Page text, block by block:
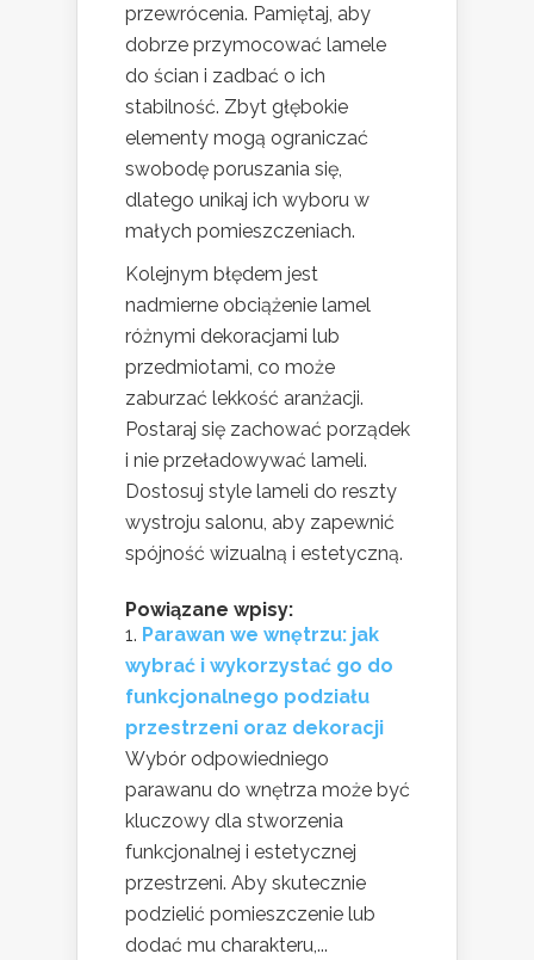
przewrócenia. Pamiętaj, aby
dobrze przymocować lamele
do ścian i zadbać o ich
stabilność. Zbyt głębokie
elementy mogą ograniczać
swobodę poruszania się,
dlatego unikaj ich wyboru w
małych pomieszczeniach.
Kolejnym błędem jest
nadmierne obciążenie lamel
różnymi dekoracjami lub
przedmiotami, co może
zaburzać lekkość aranżacji.
Postaraj się zachować porządek
i nie przeładowywać lameli.
Dostosuj style lameli do reszty
wystroju salonu, aby zapewnić
spójność wizualną i estetyczną.
Powiązane wpisy:
Parawan we wnętrzu: jak
wybrać i wykorzystać go do
funkcjonalnego podziału
przestrzeni oraz dekoracji
Wybór odpowiedniego
parawanu do wnętrza może być
kluczowy dla stworzenia
funkcjonalnej i estetycznej
przestrzeni. Aby skutecznie
podzielić pomieszczenie lub
dodać mu charakteru,...